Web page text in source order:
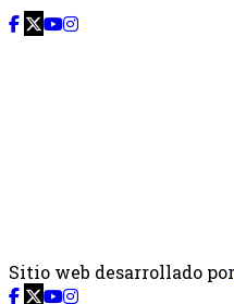
Sitio web desarrollado por